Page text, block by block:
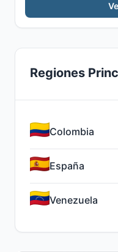
Regiones
Colombia
España
Venezuela